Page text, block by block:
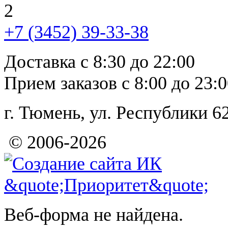
2
+7 (3452) 39-33-38
Доставка с 8:30 до 22:00
Прием заказов с 8:00 до
г. Тюмень, ул.
© 2006-2026
Веб-форма не найдена.